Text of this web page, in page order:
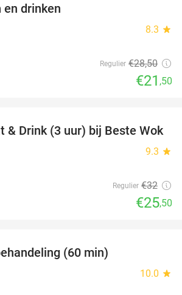
drinken
8.3 star
Regulier €28,50
€21 ,50
20%
& Drink (3 uur) bij Beste Wok
9.3 star
Regulier €32
€25,50
(60 min)
10.0 star